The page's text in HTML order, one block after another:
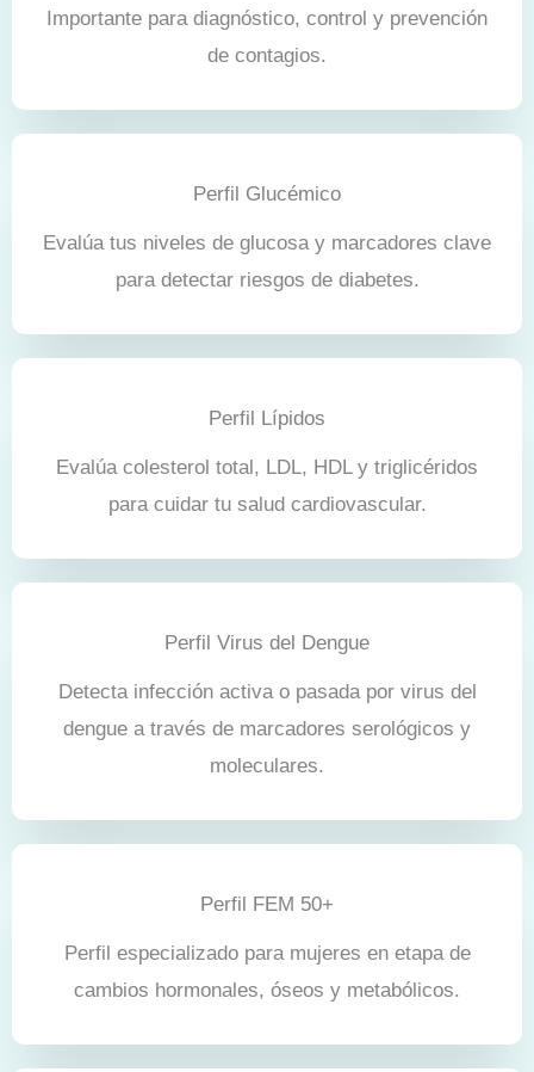
Importante para diagnóstico, control y prevención
de contagios.
Perfil Glucémico
Evalúa tus niveles de glucosa y marcadores clave
para detectar riesgos de diabetes.
Perfil Lípidos
Evalúa colesterol total, LDL, HDL y triglicéridos
para cuidar tu salud cardiovascular.
Perfil Virus del Dengue
Detecta infección activa o pasada por virus del
dengue a través de marcadores serológicos y
moleculares.
Perfil FEM 50+
Perfil especializado para mujeres en etapa de
cambios hormonales, óseos y metabólicos.